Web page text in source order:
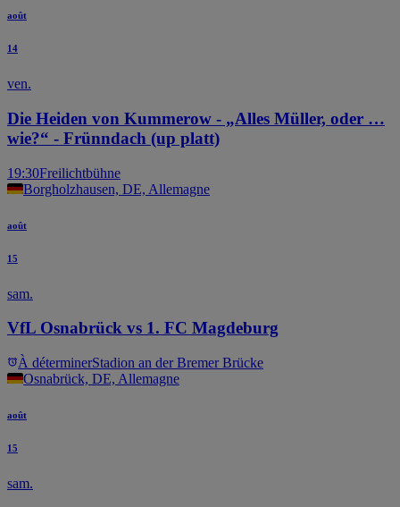
août
14
ven.
Die Heiden von Kummerow - „Alles Müller, oder …
wie?“ - Frünndach (up platt)
19:30Freilichtbühne
Borgholzhausen, DE, Allemagne
août
15
sam.
VfL Osnabrück vs 1. FC Magdeburg
À déterminerStadion an der Bremer Brücke
Osnabrück, DE, Allemagne
août
15
sam.